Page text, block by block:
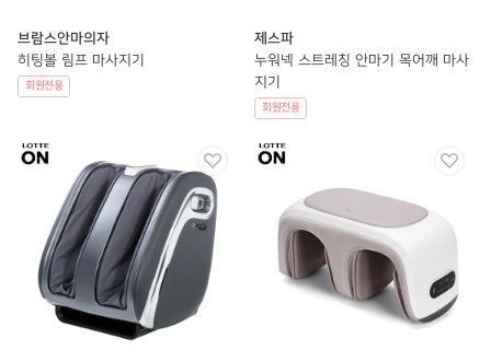
브람스안마의자
히팅볼 림프 마사지기
회원전용
제스파
누워넥 스트레칭 안마기 목어깨 마사
지기
회원전용